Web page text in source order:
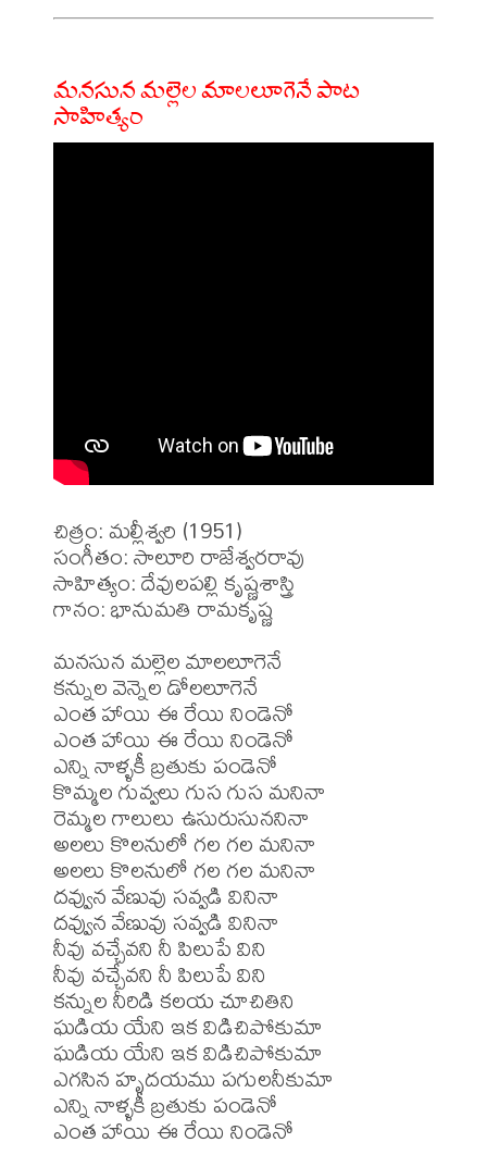
మనసున మల్లెల మాలలూగెనే పాట
సాహిత్యం
చిత్రం: మల్లీశ్వరి (1951)
సంగీతం: సాలూరి రాజేశ్వరరావు
సాహిత్యం: దేవులపల్లి కృష్ణశాస్త్రి
గానం: భానుమతి రామకృష్ణ
మనసున మల్లెల మాలలూగెనే
కన్నుల వెన్నెల డోలలూగెనే
ఎంత హాయి ఈ రేయి నిండెనో
ఎంత హాయి ఈ రేయి నిండెనో
ఎన్ని నాళ్ళకీ బ్రతుకు పండెనో
కొమ్మల గువ్వలు గుస గుస మనినా
రెమ్మల గాలులు ఉసురుసుననినా
అలలు కొలనులో గల గల మనినా
అలలు కొలనులో గల గల మనినా
దవ్వున వేణువు సవ్వడి వినినా
దవ్వున వేణువు సవ్వడి వినినా
నీవు వచ్చేవని నీ పిలుపే విని
నీవు వచ్చేవని నీ పిలుపే విని
కన్నుల నీరిడి కలయ చూచితిని
ఘడియ యేని ఇక విడిచిపోకుమా
ఘడియ యేని ఇక విడిచిపోకుమా
ఎగసిన హృదయము పగులనీకుమా
ఎన్ని నాళ్ళకీ బ్రతుకు పండెనో
ఎంత హాయి ఈ రేయి నిండెనో